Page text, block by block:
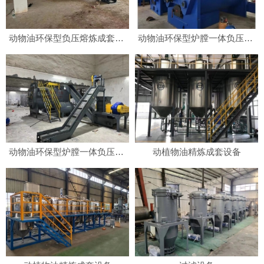
动物油环保型负压熔炼成套设备 动物油环保型炉膛一体负压熔炼成套设备
动物油环保型炉膛一体负压熔炼成套设备 动植物油精炼成套设备